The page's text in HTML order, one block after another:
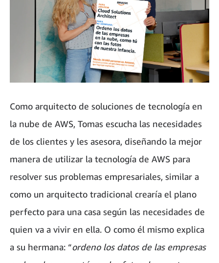
Como arquitecto de soluciones de tecnología en
la nube de AWS, Tomas escucha las necesidades
de los clientes y les asesora, diseñando la mejor
manera de utilizar la tecnología de AWS para
resolver sus problemas empresariales, similar a
como un arquitecto tradicional crearía el plano
perfecto para una casa según las necesidades de
quien va a vivir en ella. O como él mismo explica
a su hermana: “ordeno los datos de las empresas